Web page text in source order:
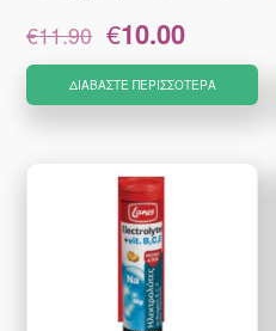
€11.90
Original
price
was:
€11.90.
€10.00
τιμή
είναι:
ΔΙΑΒΆΣΤΕ ΠΕΡΙΣΣΌΤΕΡΑ